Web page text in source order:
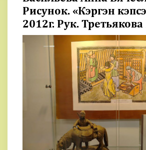
Рисунок. «Кэргэн
2012г. Рук.